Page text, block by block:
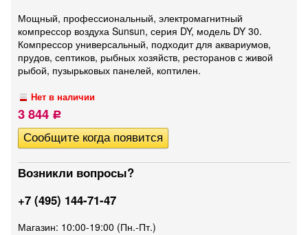
Мощный, профессиональный, электромагнитный
компрессор воздуха Sunsun, серия DY, модель DY 30.
Компрессор универсальный, подходит для аквариумов,
прудов, септиков, рыбных хозяйств, ресторанов с живой
рыбой, пузырьковых панелей, коптилен.
Нет в наличии
3 844 Р
Возникли вопросы?
+7 (495) 144-71-47
Магазин: 10:00-19:00 (Пн.-Пт.)